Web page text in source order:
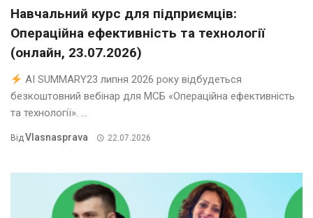
Навчальний курс для підприємців:
Операційна ефективність та технології
(онлайн, 23.07.2026)
AI SUMMARY23 липня 2026 року відбудеться
безкоштовний вебінар для МСБ «Операційна ефективність
та технології». ...
ВідVlasnasprava 22.07.2026